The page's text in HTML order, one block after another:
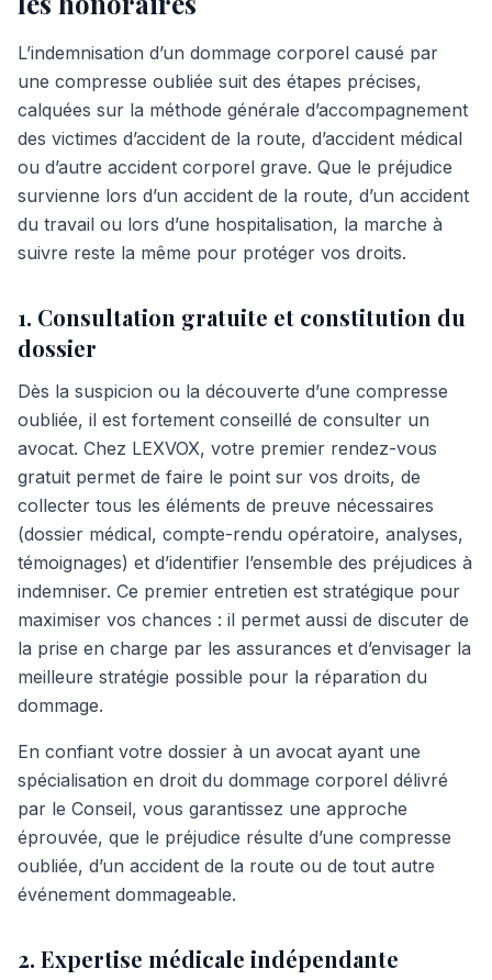
L’indemnisation d’un dommage corporel causé par
une compresse oubliée suit des étapes précises,
calquées sur la méthode générale d’accompagnement
des victimes d’accident de la route, d’accident médical
ou d’autre accident corporel grave. Que le préjudice
survienne lors d’un accident de la route, d’un accident
du travail ou lors d’une hospitalisation, la marche à
suivre reste la même pour protéger vos droits.
1. Consultation gratuite et constitution du
dossier
Dès la suspicion ou la découverte d’une compresse
oubliée, il est fortement conseillé de consulter un
avocat. Chez LEXVOX, votre premier rendez-vous
gratuit permet de faire le point sur vos droits, de
collecter tous les éléments de preuve nécessaires
(dossier médical, compte-rendu opératoire, analyses,
témoignages) et d’identifier l’ensemble des préjudices à
indemniser. Ce premier entretien est stratégique pour
maximiser vos chances : il permet aussi de discuter de
la prise en charge par les assurances et d’envisager la
meilleure stratégie possible pour la réparation du
dommage.
En confiant votre dossier à un avocat ayant une
spécialisation en droit du dommage corporel délivré
par le Conseil, vous garantissez une approche
éprouvée, que le préjudice résulte d’une compresse
oubliée, d’un accident de la route ou de tout autre
événement dommageable.
2. Expertise médicale indépendante